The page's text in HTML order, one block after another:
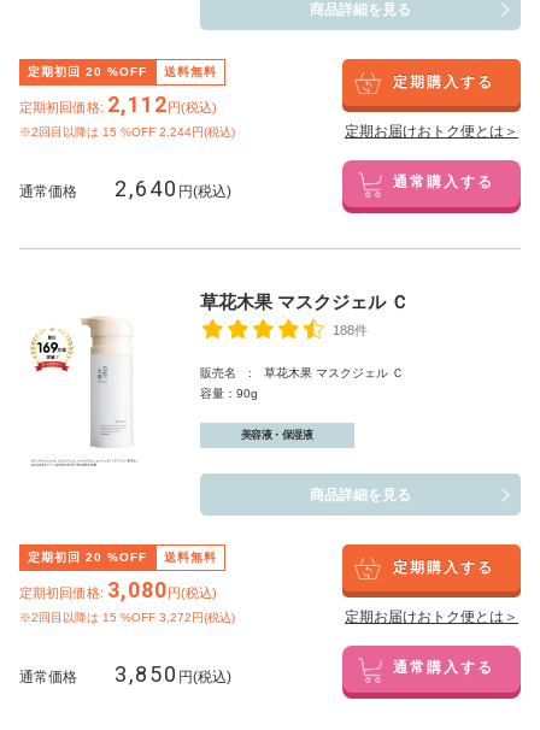
商品詳細を見る
定期初回 20 %OFF 送料無料
定期初回価格: 2,112円(税込)
※2回目以降は 15 %OFF 2,244円(税込)
定期購入する
定期お届けおトク便とは＞
通常価格 2,640 円(税込) 通常購入する
草花木果 マスクジェル Ｃ
188件
販売名 : 草花木果 マスクジェル Ｃ
容量：90g
美容液・保湿液
商品詳細を見る
定期初回 20 %OFF 送料無料
定期初回価格: 3,080円(税込)
※2回目以降は 15 %OFF 3,272円(税込)
定期購入する
定期お届けおトク便とは＞
通常価格 3,850 円(税込) 通常購入する